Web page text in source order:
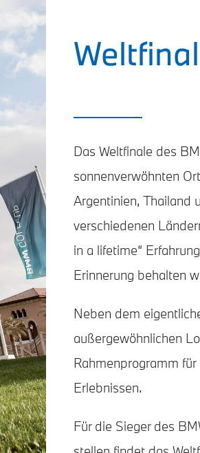
Das Weltfinale des
sonnenverwöhnten
Argentinien, Thailand
verschiedenen
in a lifetime“
Erinnerung behalten
Neben dem
außergewöhnlichen
Rahmenprogramm
Erlebnissen.
Für die Sieger des